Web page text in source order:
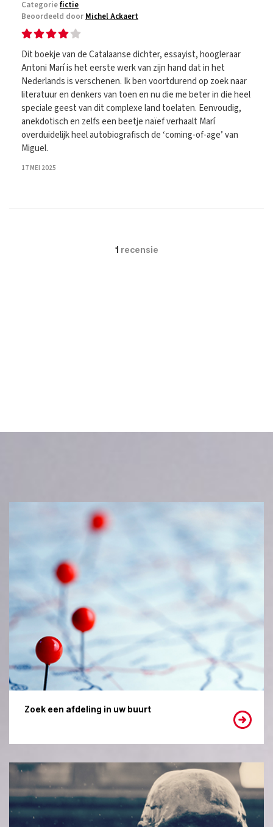
Categoriefictie
Beoordeeld door Michel Ackaert
Dit boekje van de Catalaanse dichter, essayist, hoogleraar
Antoni Marí is het eerste werk van zijn hand dat in het
Nederlands is verschenen. Ik ben voortdurend op zoek naar
literatuur en denkers van toen en nu die me beter in die heel
speciale geest van dit complexe land toelaten. Eenvoudig,
anekdotisch en zelfs een beetje naïef verhaalt Marí
overduidelijk heel autobiografisch de ‘coming-of-age’ van
Miguel.
17 MEI 2025
1 recensie
Zoek een afdeling in uw buurt